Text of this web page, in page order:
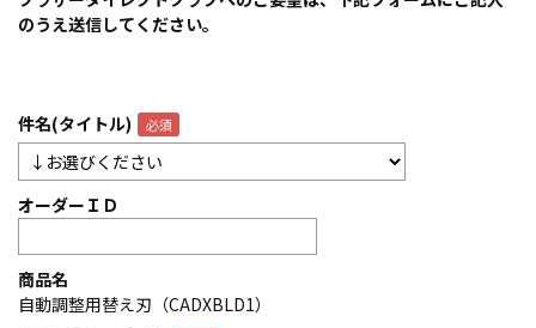
のうえ送信してください。
件名(タイトル)
オーダーＩＤ
商品名
自動調整用替え刃（CADXBLD1）